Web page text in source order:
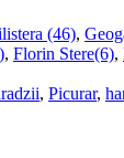
(46),
, Florin Stere(6),
, Picurar,